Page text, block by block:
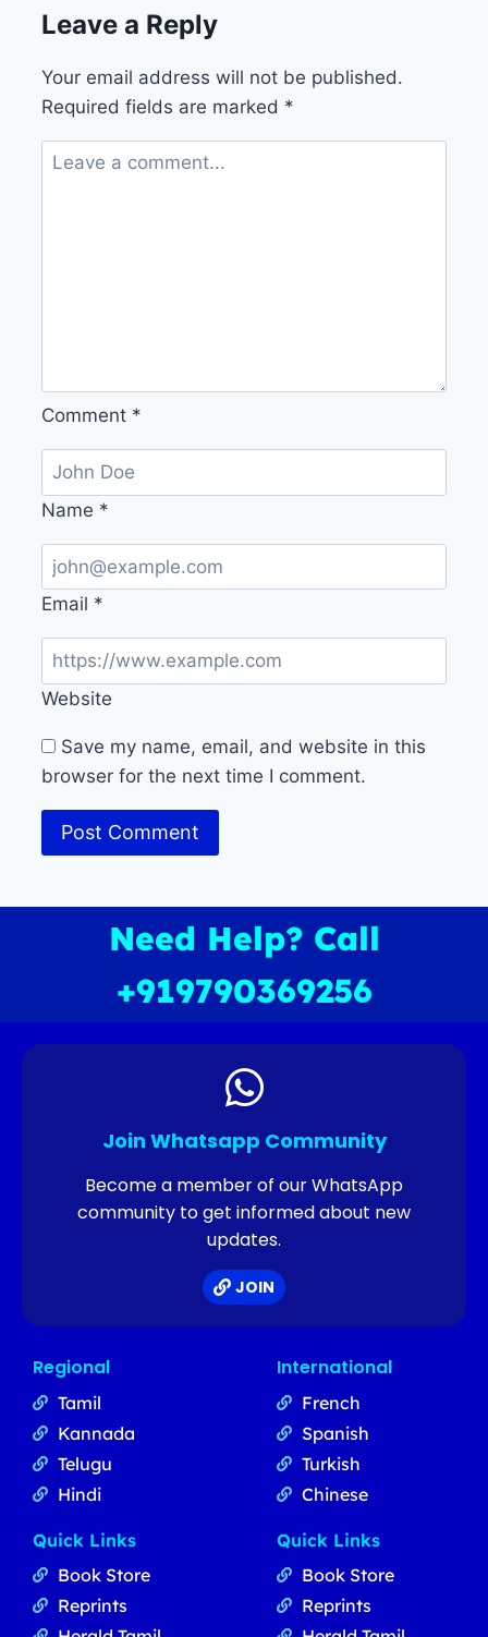
Leave a Reply
Your email address will not be published.
Required fields are marked *
Comment *
Name *
Email *
Website
Save my name, email, and website in this
browser for the next time I comment.
Need Help? Call
+919790369256
Join Whatsapp Community
Become a member of our WhatsApp
community to get informed about new
updates.
JOIN
Regional
Tamil
Kannada
Telugu
Hindi
International
French
Spanish
Turkish
Chinese
Quick Links
Book Store
Reprints
Quick Links
Book Store
Reprints